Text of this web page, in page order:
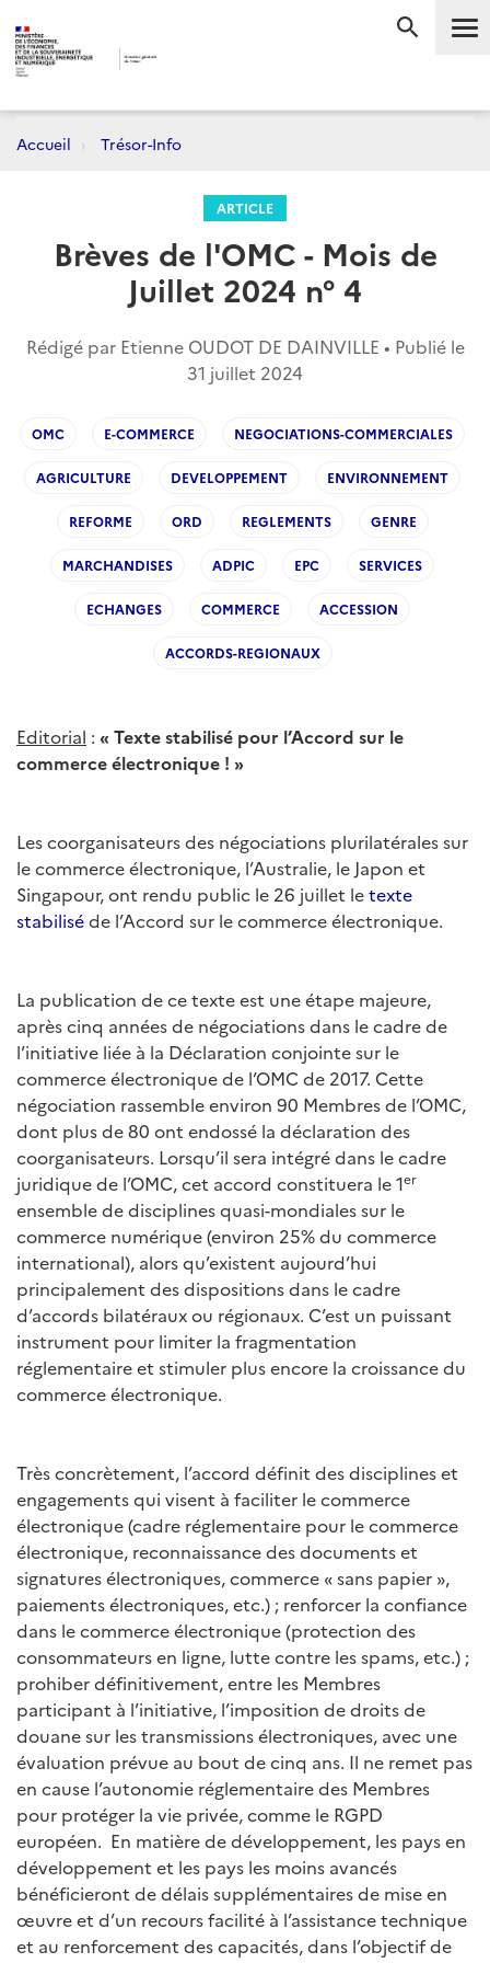
Accueil Trésor-Info
ARTICLE
Brèves de l'OMC - Mois de
Juillet 2024 n° 4
Rédigé par Etienne OUDOT DE DAINVILLE • Publié le
31 juillet 2024
OMC E-COMMERCE NEGOCIATIONS-COMMERCIALES
AGRICULTURE DEVELOPPEMENT ENVIRONNEMENT
REFORME ORD REGLEMENTS GENRE
MARCHANDISES ADPIC EPC SERVICES
ECHANGES COMMERCE ACCESSION
ACCORDS-REGIONAUX
Editorial : «Texte stabilisé pour l’Accord sur le
commerce électronique ! »
Les coorganisateurs des négociations plurilatérales sur
le commerce électronique, l’Australie, le Japon et
Singapour, ont rendu public le 26 juillet letexte
stabiliséde l’Accord sur le commerce électronique.
La publication de ce texte est une étape majeure,
après cinq années de négociations dans le cadre de
l’initiative liée à la Déclaration conjointe sur le
commerce électronique de l’OMC de 2017. Cette
négociation rassemble environ 90 Membres de l’OMC,
dont plus de 80 ont endossé la déclaration des
coorganisateurs. Lorsqu’il sera intégré dans le cadre
juridique de l’OMC, cet accord constituera le 1er
ensemble de disciplines quasi-mondiales sur le
commerce numérique (environ 25% du commerce
international), alors qu’existent aujourd’hui
principalement des dispositions dans le cadre
d’accords bilatéraux ou régionaux. C’est un puissant
instrument pour limiter la fragmentation
réglementaire et stimuler plus encore la croissance du
commerce électronique.
Très concrètement, l’accord définit des disciplines et
engagements qui visent à faciliter le commerce
électronique (cadre réglementaire pour le commerce
électronique, reconnaissance des documents et
signatures électroniques, commerce « sans papier »,
paiements électroniques, etc.) ; renforcer la confiance
dans le commerce électronique (protection des
consommateurs en ligne, lutte contre les spams, etc.) ;
prohiber définitivement, entre les Membres
participant à l’initiative, l’imposition de droits de
douane sur les transmissions électroniques, avec une
évaluation prévue au bout de cinq ans. Il ne remet pas
en cause l’autonomie réglementaire des Membres
pour protéger la vie privée, comme le RGPD
européen. En matière de développement, les pays en
développement et les pays les moins avancés
bénéficieront de délais supplémentaires de mise en
œuvre et d’un recours facilité à l’assistance technique
et au renforcement des capacités, dans l’objectif de